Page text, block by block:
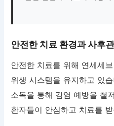
안전한 치료 환경과 사후
안전한 치료를 위해 연세세
위생 시스템을 유지하고 있
소독을 통해 감염 예방을 철
환자들이 안심하고 치료를